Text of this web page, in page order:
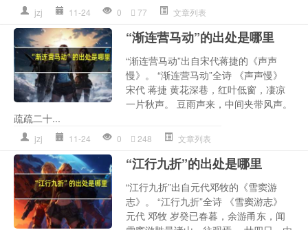
jzj 11-24 0 77 文章列表
“渐连营马动”的出处是哪里
“渐连营马动”出自宋代蒋捷的《声声
慢》。 “渐连营马动”全诗 《声声慢》
宋代 蒋捷 黄花深巷，红叶低窗，凄凉
一片秋声。 豆雨声来，中间夹带风声。
疏疏二十...
jzj 11-24 0 248 文章列表
“江行九折”的出处是哪里
“江行九折”出自元代邓牧的《雪窦游
志》。 “江行九折”全诗 《雪窦游志》
元代 邓牧 岁癸已春暮，余游甬东，闻